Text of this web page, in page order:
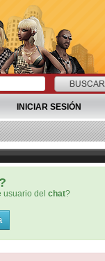
INICIAR SESIÓN
del chat?